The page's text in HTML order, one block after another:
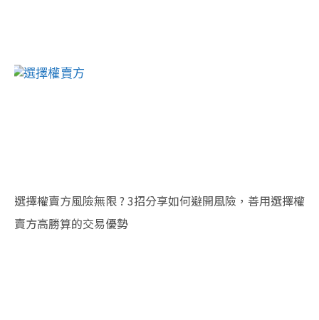
選擇權賣方風險無限 ? 3招分享如何避開風險，善用選擇權
賣方高勝算的交易優勢